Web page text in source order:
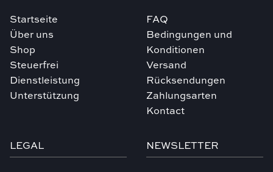
Startseite
Über uns
Shop
Steuerfrei
Dienstleistung
Unterstützung
FAQ
Bedingungen und
Konditionen
Versand
Rücksendungen
Zahlungsarten
Kontact
LEGAL NEWSLETTER